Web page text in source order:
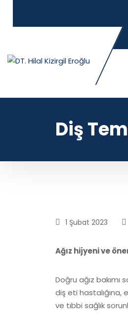
Diş
1 Şubat 2023
Ağız hijyeni ve
Doğru ağız bakımı
diş eti hastalığına,
ve tıbbi sağlık